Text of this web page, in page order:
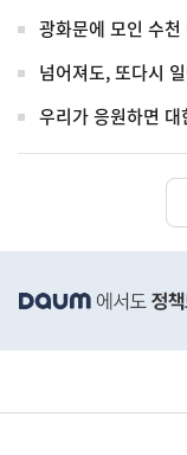
광화문에 모인 수천
넘어져도, 또다시
우리가 응원하면
단
배
영